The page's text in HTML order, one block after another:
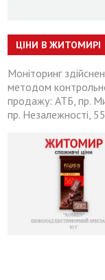
ЦІНИ В ЖИТОМИРІ
Моніторинг
методом
продажу: АТБ, пр.
пр. Незалежності,